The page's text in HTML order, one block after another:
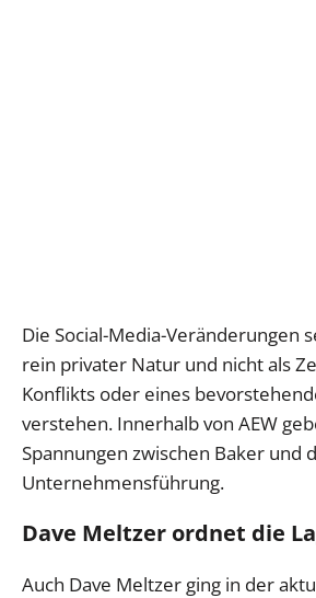
Die Social-Media-Veränderungen
rein privater Natur und nicht als
Konflikts oder eines
verstehen. Innerhalb von AEW
Spannungen zwischen Baker und
Unternehmensführung.
Dave Meltzer ordnet die
Auch Dave Meltzer ging in der